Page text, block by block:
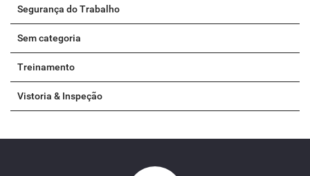
Segurança do Trabalho
Sem categoria
Treinamento
Vistoria & Inspeção